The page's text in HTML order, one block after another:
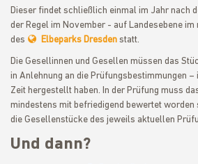
Dieser findet schließlich einmal im Jahr nach
der Regel im November - auf Landesebene im
des
Elbeparks Dresden statt.
Die Gesellinnen und Gesellen müssen das
in Anlehnung an die Prüfungsbestimmungen –
Zeit hergestellt haben. In der Prüfung muss
mindestens mit befriedigend bewertet worden
die Gesellenstücke des jeweils aktuellen
Und dann?